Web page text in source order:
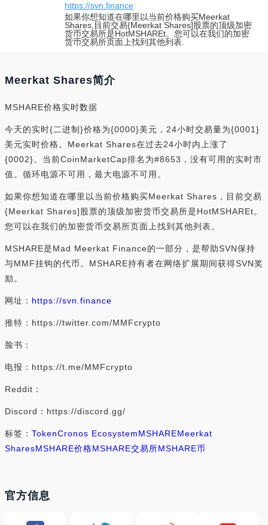
https://svn.finance
如果你想知道在哪里以当前价格购买Meerkat
Shares,目前交易{Meerkat Shares]股票的顶级加密
货币交易所是HotMSHAREt。您可以在我们的加密
货币交易所页面上找到其他列表.
Meerkat Shares简介
MSHARE价格实时数据
今天的实时{二进制}价格为{0000}美元，24小时交易量为{0001}
美元实时价格。Meerkat Shares在过去24小时内上涨了
{0002}。当前CoinMarketCap排名为#8653，没有可用的实时市
值。循环电源不可用，最大电源不可用。
如果你想知道在哪里以当前价格购买Meerkat Shares，目前交易
{Meerkat Shares]股票的顶级加密货币交易所是HotMSHAREt。
您可以在我们的加密货币交易所页面上找到其他列表。
MSHARE是Mad Meerkat Finance的一部分，是帮助SVN保持
与MMF挂钩的代币。MSHARE持有者在网络扩展期间获得SVN奖
励。
网址： https://svn.finance
推特：https://twitter.com/MMFcrypto
脸书：
电报：https://t.me/MMFcrypto
Reddit：
Discord：https://discord.gg/
标签： TokenCronos EcosystemMSHAREMeerkat
SharesMSHARE价格MSHARE交易所MSHARE币
官方信息